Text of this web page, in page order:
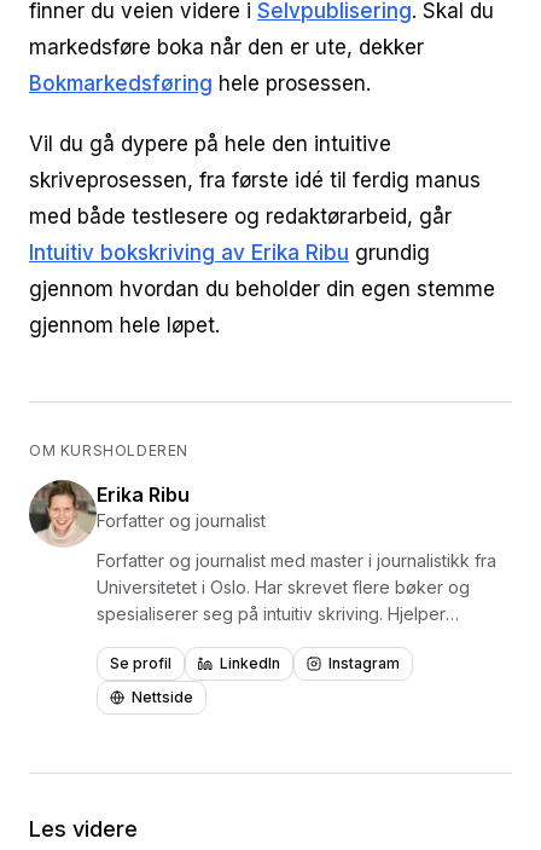
finner du veien videre i Selvpublisering. Skal du
markedsføre boka når den er ute, dekker
Bokmarkedsføring hele prosessen.
Vil du gå dypere på hele den intuitive
skriveprosessen, fra første idé til ferdig manus
med både testlesere og redaktørarbeid, går
Intuitiv bokskriving av Erika Ribu grundig
gjennom hvordan du beholder din egen stemme
gjennom hele løpet.
OM KURSHOLDEREN
Erika Ribu
Forfatter og journalist
Forfatter og journalist med master i journalistikk fra
Universitetet i Oslo. Har skrevet flere bøker og
spesialiserer seg på intuitiv skriving. Hjelper
uttrykke seg med klarhet og frihet. Kursene gir
verktøy for å skrive med flyt og selvtillit.
Se profil LinkedIn
Instagram
Nettside
Les videre